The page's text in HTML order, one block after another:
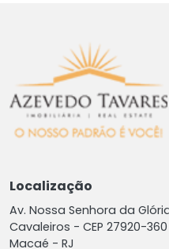
Localização
Av. Nossa Senhora da
Cavaleiros - CEP 27920-360
Macaé - RJ